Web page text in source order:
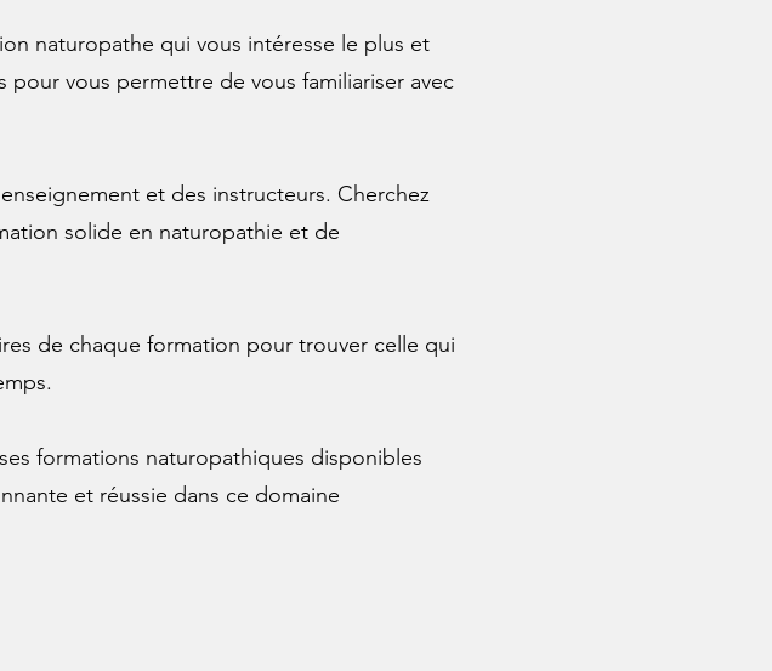
naturopathe qui vous intéresse le plus et
vous permettre de vous familiariser avec
et des instructeurs. Cherchez
solide en naturopathie et de
de chaque formation pour trouver celle qui
formations naturopathiques disponibles
et réussie dans ce domaine